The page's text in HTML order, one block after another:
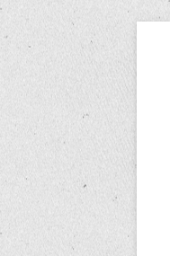
Springe
zum
Inhalt